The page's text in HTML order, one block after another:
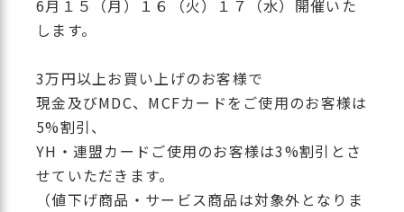
6月１５（月）１６（火）１７（水）開催いた
します。
3万円以上お買い上げのお客様で
現金及びMDC、MCFカードをご使用のお客様は
5%割引、
YH・連盟カードご使用のお客様は3%割引とさ
せていただきます。
（値下げ商品・サービス商品は対象外となりま